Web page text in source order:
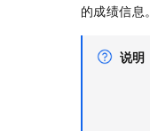
的成绩信息。
说明